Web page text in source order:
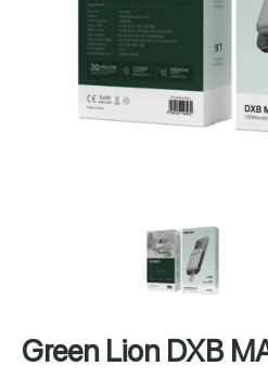
Green Lion DXB